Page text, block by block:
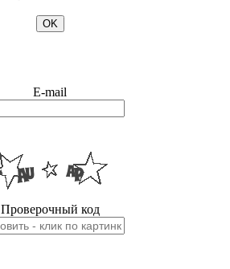
OK
E-mail
Проверочный код